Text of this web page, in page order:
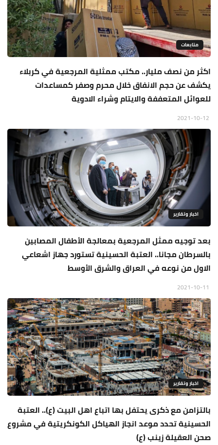
متابعات
اكثر من نصف مليار.. مكتب ممثلية المرجعية في كربلاء
يكشف عن حجم الانفاق خلال محرم وصفر كمساعدات
للعوائل المتعففة والايتام وشراء الادوية
اخبار وتقارير
بعد توجيه ممثل المرجعية بمعالجة الأطفال المصابين
بالسرطان مجانا.. العتبة الحسينية تستورد جهاز اشعاعي
الاول من نوعه في العراق والشرق الأوسط
اخبار وتقارير
بالتزامن مع ذكرى يحتفل بها اتباع اهل البيت (ع).. العتبة
الحسينية تحدد موعد انجاز الهياكل الكونكريتية في مشروع
صحن العقيلة زينب (ع)